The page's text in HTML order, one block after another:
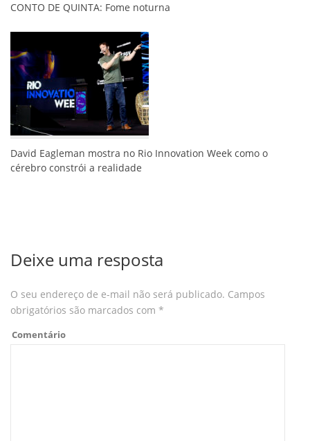
CONTO DE QUINTA: Fome noturna
David Eagleman mostra no Rio Innovation Week como o
cérebro constrói a realidade
Deixe uma resposta
O seu endereço de e-mail não será publicado. Campos
obrigatórios são marcados com *
Comentário